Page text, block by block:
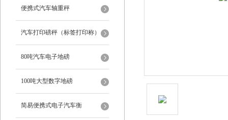
便携式汽车轴重秤
汽车打印磅秤（标签打印称）
80吨汽车电子地磅
100吨大型数字地磅
简易便携式电子汽车衡